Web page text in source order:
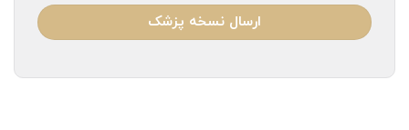
ارسال نسخه پزشک